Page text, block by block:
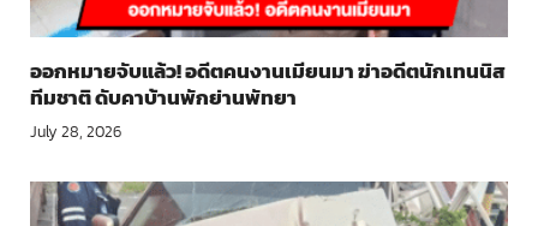
ออกหมายจับแล้ว! อดีตคนงานเมียนมา ฆ่าอดีตนักเทนนิส
ทีมชาติ ดับคาบ้านพักย่านพัทยา
July 28, 2026